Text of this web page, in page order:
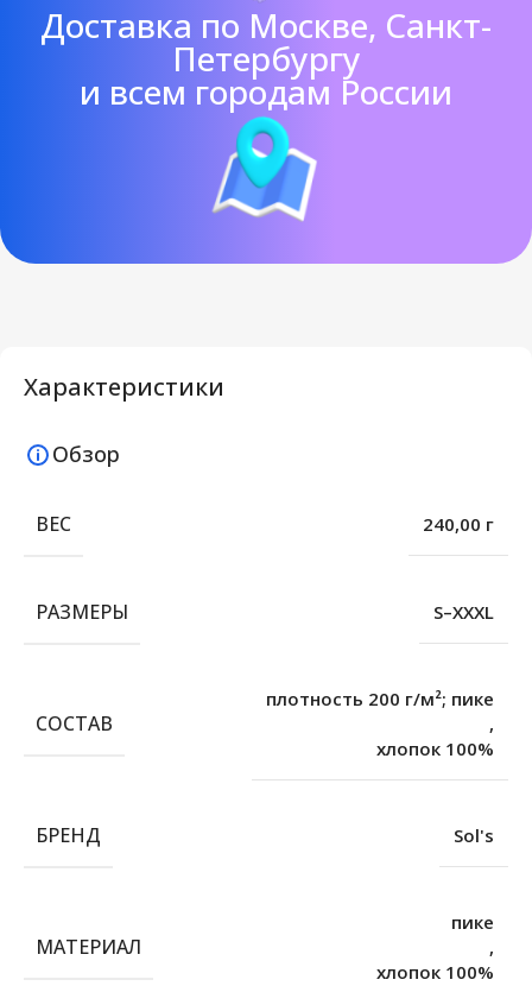
Доставка по Москве, Санкт-
Петербургу
и всем городам России
Характеристики
Обзор
ВЕС 240,00 г
РАЗМЕРЫ S–XXXL
СОСТАВ
плотность 200 г/м²; пике
,
хлопок 100%
БРЕНД Sol's
МАТЕРИАЛ
пике
,
хлопок 100%